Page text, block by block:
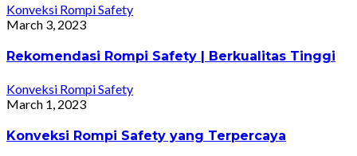
Konveksi Rompi Safety
March 3, 2023
Rekomendasi Rompi Safety | Berkualitas Tinggi
Konveksi Rompi Safety
March 1, 2023
Konveksi Rompi Safety yang Terpercaya